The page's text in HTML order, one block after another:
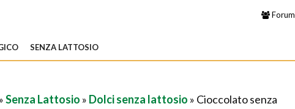
Forum
SENZA LATTOSIO
»Senza Lattosio » Dolci senza lattosio » Cioccolato senza